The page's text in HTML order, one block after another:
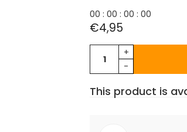
00 : 00 : 00 : 00
€4,95
+
-
This product is